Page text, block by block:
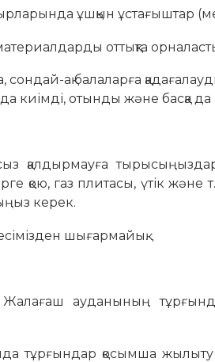
ұшқын ұстағыштар
оттықта
сондай-ақ балаларға
отынды және басқа да
қалдырмауға тырысыңыздар
қою, газ плитасы, үтік
керек.
шығармайық.
ауданының
қосымша жылыту